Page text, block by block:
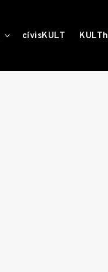
toggle
childcívisKULT